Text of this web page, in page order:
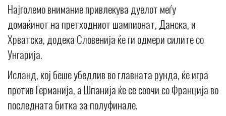
Најголемо внимание привлекува дуелот меѓу
домаќинот на претходниот шампионат, Данска, и
Хрватска, додека Словенија ќе ги одмери силите со
Унгарија.
Исланд, кој беше убедлив во главната рунда, ќе игра
против Германија, а Шпанија ќе се соочи со Франција во
последната битка за полуфинале.